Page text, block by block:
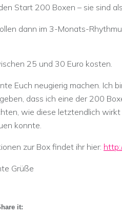
Start 200 Boxen – sie sind
dann im 3-Monats-
25 und 30 Euro kosten.
Euch neugierig machen. Ich
dass ich eine der 200
wie diese letztendlich
konnte.
zur Box findet ihr hier:
Grüße
it: